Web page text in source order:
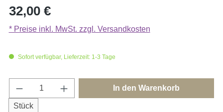
Regulärer Preis:
32,00 €
* Preise inkl. MwSt. zzgl. Versandkosten
Sofort verfügbar, Lieferzeit: 1-3 Tage
Produkt Anzahl: Gib den gewünschten
Stück
In den Warenkorb